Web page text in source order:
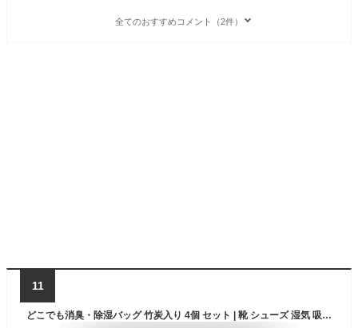
全てのおすすめコメント（2件）
11
どこでも消臭・除湿バッグ 竹炭入り 4個 セット | 靴 シューズ 湿気 吸湿 脱臭 消臭 調湿 湿気取り 炭 タンス 玄関 下駄箱 クローゼット ミニ 衣装ケース 衣類 消臭剤 除湿剤 防カビ 新生活応援 臭い くつ 靴消臭剤 乾燥 除湿 引き出し 新生活 洋服ケース 竹炭 臭い取り